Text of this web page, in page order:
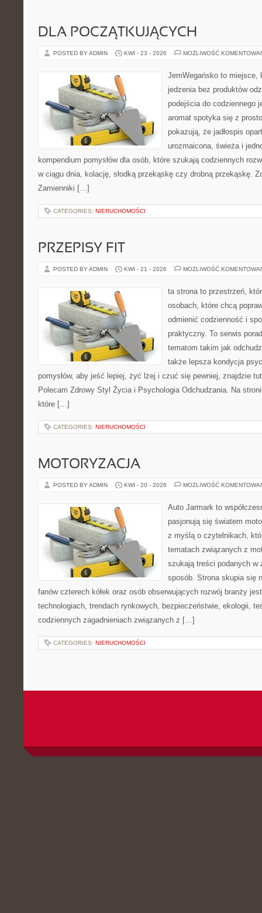
DLA POCZĄTKUJĄCYCH
POSTED BY ADMIN KWI - 23 - 2026 MOŻLIWOŚĆ
JemWegańsko to miejsce,
jedzenia bez produktów
podejścia do codziennego
aromat spotyka się z
pokazują, że jadłospis
urozmaicona, świeża i
kompendium pomysłów dla osób, które szukają codziennych
w ciągu dnia, kolację, słodką przekąskę czy drobną przekąskę.
Zamienniki […]
CATEGORIES: NIERUCHOMOŚCI
PRZEPISY FIT
POSTED BY ADMIN KWI - 21 - 2026 MOŻLIWOŚĆ
ta strona to przestrzeń,
osobach, które chcą
odmienić codzienność i
praktyczny. To serwis
tematom takim jak
także lepsza kondycja
pomysłów, aby jeść lepiej, żyć lżej i czuć się pewniej, znajdzie
Polecam Zdrowy Styl Życia i Psychologia Odchudzania. Na
które […]
CATEGORIES: NIERUCHOMOŚCI
MOTORYZACJA
POSTED BY ADMIN KWI - 20 - 2026 MOŻLIWOŚĆ
Auto Jarmark to
pasjonują się światem
z myślą o czytelnikach,
tematach związanych z
szukają treści podanych w
sposób. Strona skupia się
fanów czterech kółek oraz osób obserwujących rozwój branży
technologiach, trendach rynkowych, bezpieczeństwie, ekologii,
codziennych zagadnieniach związanych z […]
CATEGORIES: NIERUCHOMOŚCI